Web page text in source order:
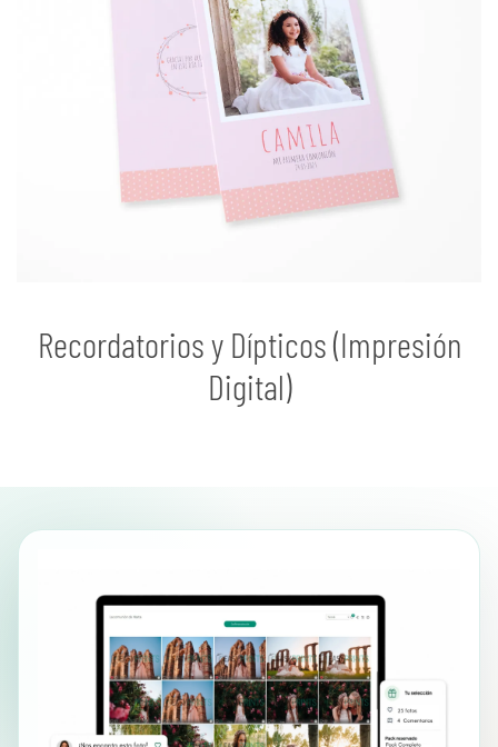
Recordatorios y Dípticos (Impresión
Digital)